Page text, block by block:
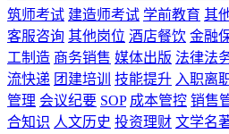
筑师考试 建造师考试 学前教育 其
客服咨询 其他岗位 酒店餐饮 金融
工制造 商务销售 媒体出版 法律法
流快递 团建培训 技能提升 入职离
管理 会议纪要 SOP 成本管控 销售
合知识 人文历史 投资理财 文学名